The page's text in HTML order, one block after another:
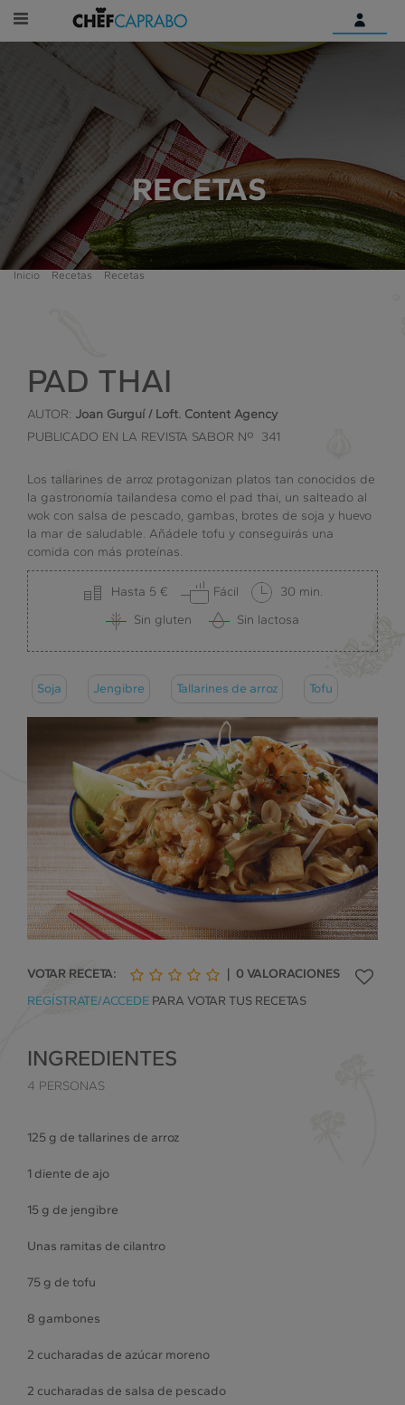
Identifícate
¿Aún no tienes una cuenta
digital?
Empieza aquí
RECETAS
Inicio Recetas Recetas
PAD THAI
AUTOR: Joan Gurguí / Loft. Content Agency
PUBLICADO EN LA REVISTA SABOR Nº 341
Los tallarines de arroz protagonizan platos tan conocidos de
la gastronomía tailandesa como el pad thai, un salteado al
wok con salsa de pescado, gambas, brotes de soja y huevo
la mar de saludable. Añádele tofu y conseguirás una
comida con más proteínas.
Hasta 5 € Fácil
30 min.
Sin gluten
Sin lactosa
Soja Jengibre Tallarines de arroz Tofu
VOTAR RECETA:
1
de
2
de de
4
de
5
de
| 0VALORACIONES
REGÍSTRATE/ACCEDE PARA VOTAR TUS RECETAS
INGREDIENTES
4 PERSONAS
125 g de tallarines de arroz
1 diente de ajo
15 g de jengibre
Unas ramitas de cilantro
75 g de tofu
8 gambones
2 cucharadas de azúcar moreno
2 cucharadas de salsa de pescado